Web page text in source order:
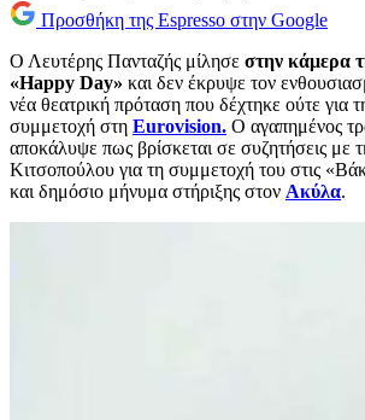
Προσθήκη της Espresso στην Google
Ο Λευτέρης Πανταζής μίλησε στην κάμερα
«Happy Day» και δεν έκρυψε τον
νέα θεατρική πρόταση που δέχτηκε ούτε για
συμμετοχή στη Eurovision. Ο αγαπημένος
αποκάλυψε πως βρίσκεται σε συζητήσεις με
Κιτσοπούλου για τη συμμετοχή του στις
και δημόσιο μήνυμα στήριξης στον Ακύλα.